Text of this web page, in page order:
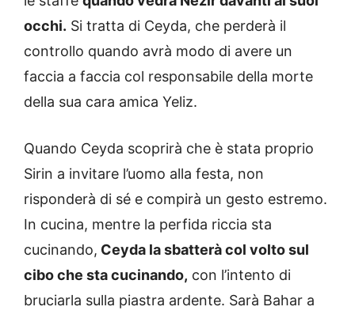
occhi. Si tratta di Ceyda, che perderà il
controllo quando avrà modo di avere un
faccia a faccia col responsabile della morte
della sua cara amica Yeliz.
Quando Ceyda scoprirà che è stata proprio
Sirin a invitare l’uomo alla festa, non
risponderà di sé e compirà un gesto estremo.
In cucina, mentre la perfida riccia sta
cucinando, Ceyda la sbatterà col volto sul
cibo che sta cucinando, con l’intento di
bruciarla sulla piastra ardente. Sarà Bahar a